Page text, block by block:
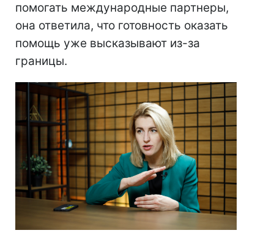
помогать международные партнеры,
она ответила, что готовность оказать
помощь уже высказывают из-за
границы.